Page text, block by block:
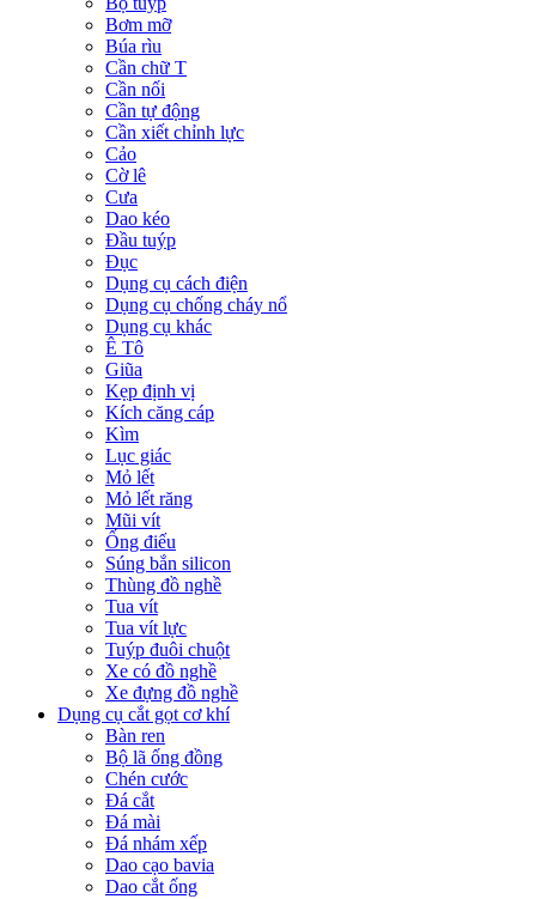
Bơm mỡ
Búa rìu
Cần chữ T
Cần nối
Cần tự động
Cần xiết chỉnh lực
Cảo
Cờ lê
Cưa
Dao kéo
Đầu tuýp
Đục
Dụng cụ cách điện
Dụng cụ chống cháy nổ
Dụng cụ khác
Ê Tô
Giũa
Kẹp định vị
Kích căng cáp
Kìm
Lục giác
Mỏ lết
Mỏ lết răng
Mũi vít
Ống điếu
Súng bắn silicon
Thùng đồ nghề
Tua vít
Tua vít lực
Tuýp đuôi chuột
Xe có đồ nghề
Xe đựng đồ nghề
Dụng cụ cắt gọt cơ khí
Bàn ren
Bộ lã ống đồng
Chén cước
Đá cắt
Đá mài
Đá nhám xếp
Dao cạo bavia
Dao cắt ống